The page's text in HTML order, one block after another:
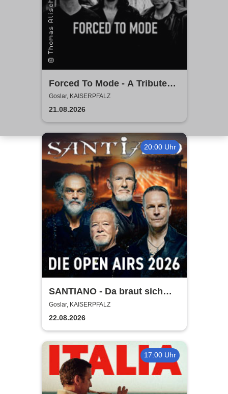
Forced To Mode - A Tribute
To Depeche Mode
Goslar, KAISERPFALZ
21.08.2026
20:00 Uhr
SANTIANO - Da braut sich
was zusammen - Open Air
2026
Goslar, KAISERPFALZ
22.08.2026
17:00 Uhr